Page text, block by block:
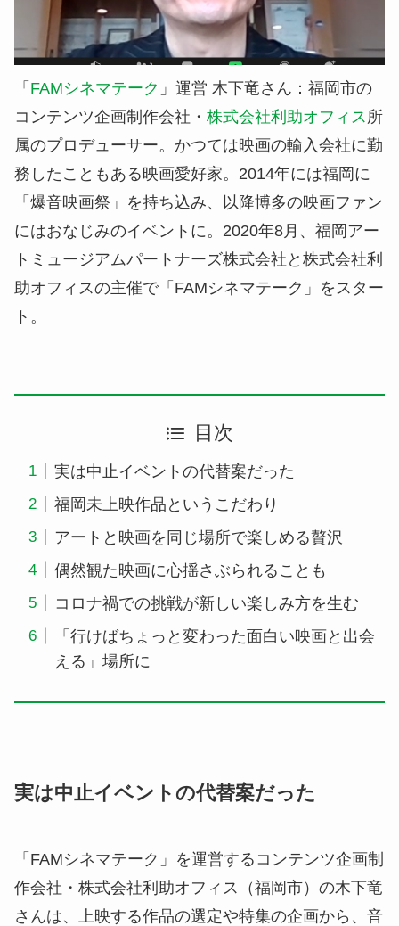
「 FAMシネマテーク 」運営 木下竜さん：福岡市の
コンテンツ企画制作会社・ 株式会社利助オフィス 所
属のプロデューサー。かつては映画の輸入会社に勤
務したこともある映画愛好家。2014年には福岡に
「爆音映画祭」を持ち込み、以降博多の映画ファン
にはおなじみのイベントに。2020年8月、福岡アー
トミュージアムパートナーズ株式会社と株式会社利
助オフィスの主催で「FAMシネマテーク」をスター
ト。
目次
実は中止イベントの代替案だった
福岡未上映作品というこだわり
アートと映画を同じ場所で楽しめる贅沢
偶然観た映画に心揺さぶられることも
コロナ禍での挑戦が新しい楽しみ方を生む
「行けばちょっと変わった面白い映画と出会
える」場所に
実は中止イベントの代替案だった
「FAMシネマテーク」を運営するコンテンツ企画制
作会社・株式会社利助オフィス（福岡市）の木下竜
さんは、上映する作品の選定や特集の企画から、音